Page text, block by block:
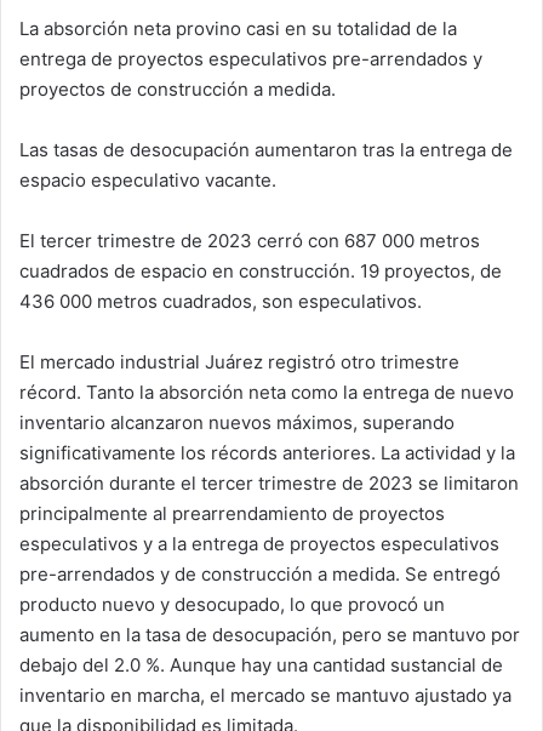
La absorción neta provino casi en su totalidad de la
entrega de proyectos especulativos pre-arrendados y
proyectos de construcción a medida.
Las tasas de desocupación aumentaron tras la entrega de
espacio especulativo vacante.
El tercer trimestre de 2023 cerró con 687 000 metros
cuadrados de espacio en construcción. 19 proyectos, de
436 000 metros cuadrados, son especulativos.
El mercado industrial Juárez registró otro trimestre
récord. Tanto la absorción neta como la entrega de nuevo
inventario alcanzaron nuevos máximos, superando
significativamente los récords anteriores. La actividad y la
absorción durante el tercer trimestre de 2023 se limitaron
principalmente al prearrendamiento de proyectos
especulativos y a la entrega de proyectos especulativos
pre-arrendados y de construcción a medida. Se entregó
producto nuevo y desocupado, lo que provocó un
aumento en la tasa de desocupación, pero se mantuvo por
debajo del 2.0 %. Aunque hay una cantidad sustancial de
inventario en marcha, el mercado se mantuvo ajustado ya
que la disponibilidad es limitada.